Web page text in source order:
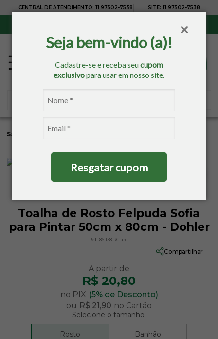
Seja bem-vindo (a)!
Cadastre-se e receba seucupom
exclusivopara usar em nosso site.
Resgatar cupom
CENTRAL DE ATENDIMENTO: 11 97502-7538 SITE: 11 97502-7538
Sacaria
Toalha de Rosto Felpuda Sofia
para Pintar 50cm x 80cm - Dohler
Ref: 861138-RClaro
Compartilhar
R$ 20,80
no PIX (5% de Desconto)
ou R$ 21,90 no Cartão
Selecione o tamanho:
Rosto Banhão